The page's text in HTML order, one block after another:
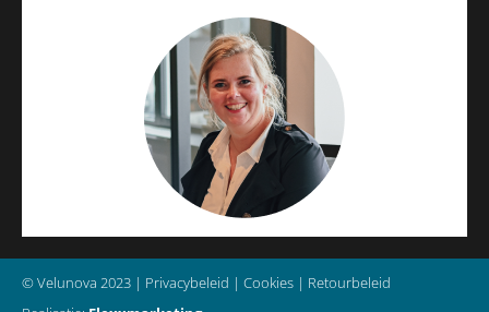
a
g
r
a
m
© Velunova 2023 | Privacybeleid | Cookies | Retourbeleid